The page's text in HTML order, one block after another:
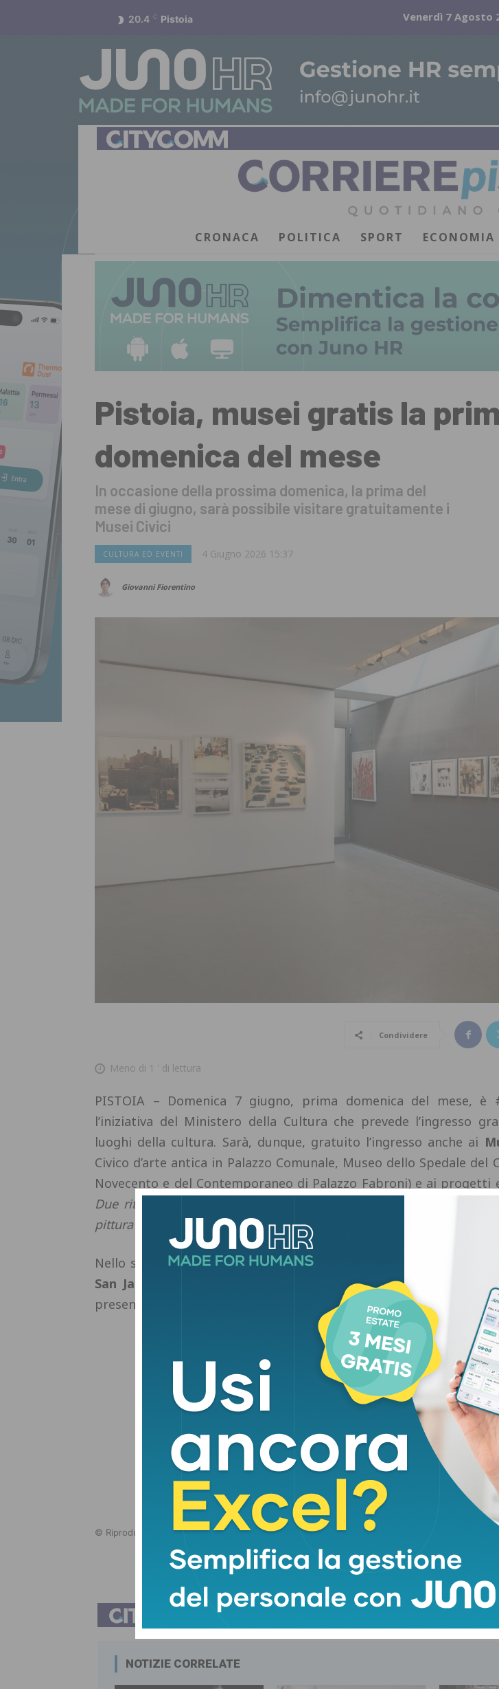
20.4 C Pistoia Venerdì 7 Agosto
CRONACA POLITICA SPORT ECONOMIA
Pistoia, musei gratis la
domenica del mese
In occasione della prossima domenica, la prima del
mese di giugno, sarà possibile visitare gratuitamente i
Musei Civici
CULTURA ED EVENTI 4 Giugno 2026 15:37
Giovanni Fiorentino
Condividere
Meno di 1 ' di lettura
PISTOIA – Domenica 7 giugno, prima domenica del mese, è
l’iniziativa del Ministero della Cultura che prevede l’ingresso
luoghi della cultura. Sarà, dunque, gratuito l’ingresso anche ai
Civico d’arte antica in Palazzo Comunale, Museo dello Spedale del
Novecento e del Contemporaneo di Palazzo Fabroni) e ai progetti
Due ritratti pistoiesi di Giovanni da San Giovanni
pitturaa Palazzo Fabroni, aperti al pubblico con orario continuato
Nello stesso orario, sempre con ingresso gratuito, si può visitare
San Jacopo in Castellare
(fino a un massimo di 50 persone
presenti).
© Riproduzione riservata
NOTIZIE CORRELATE